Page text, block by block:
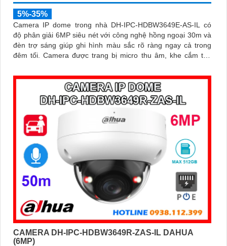
5%-35%
Camera IP dome trong nhà DH-IPC-HDBW3649E-AS-IL có
độ phân giải 6MP siêu nét với công nghệ hồng ngoại 30m và
đèn trợ sáng giúp ghi hình màu sắc rõ ràng ngay cả trong
đêm tối. Camera được trang bị micro thu âm, khe cắm thẻ
chính xác người và phương tiện nâng cao hiệu quả giám sát
CAMERA DH-IPC-HDBW3649R-ZAS-IL DAHUA
(6MP)